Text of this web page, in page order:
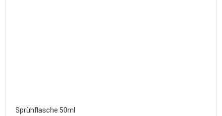
Sprühflasche 50ml